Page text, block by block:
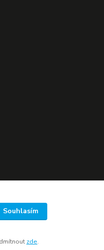
Souhlasím
zde.